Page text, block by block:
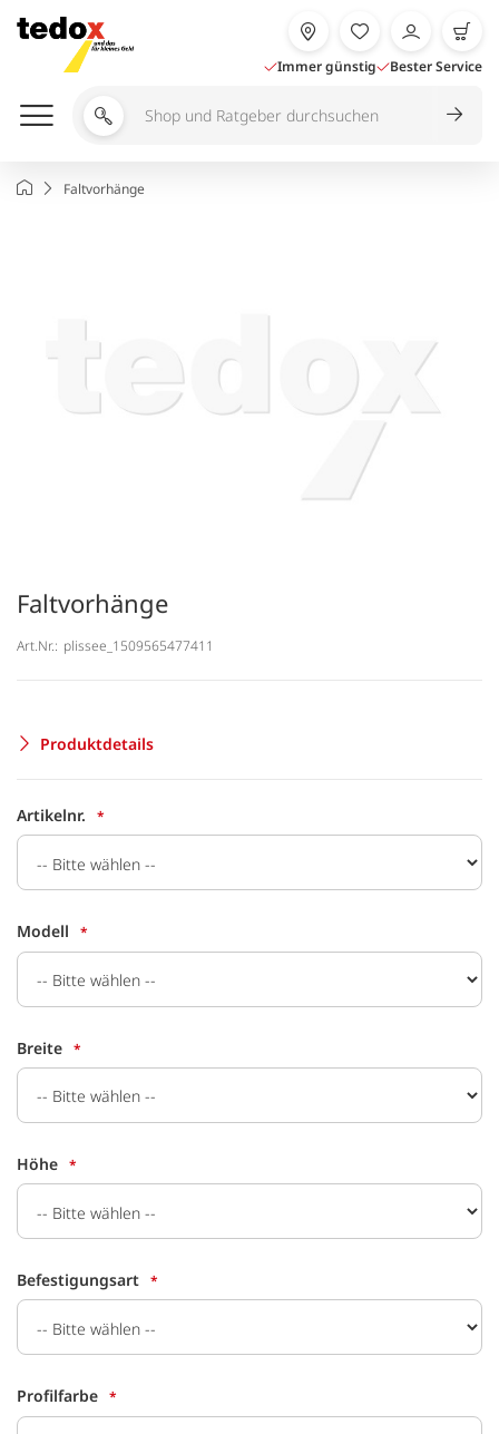
Inhalt
springen
Immer günstig Bester Service
Shop
durchsuchen
StartseiteFaltvorhänge
Faltvorhänge
Art.Nr.: plissee_1509565477411
Produktdetails
Artikelnr.
Modell
Breite
Höhe
Befestigungsart
Profilfarbe